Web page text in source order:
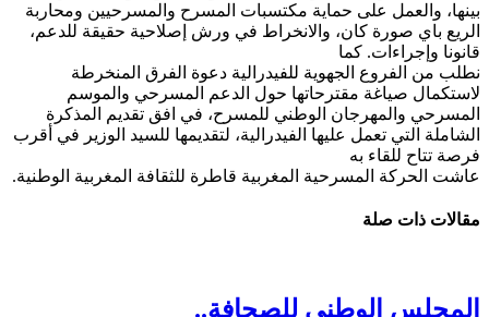
بينها، والعمل على حماية مكتسبات المسرح والمسرحيين ومحاربة
الريع باي صورة كان، والانخراط في ورش إصلاحية حقيقة للدعم،
قانونا وإجراءات. كما
نطلب من الفروع الجهوية للفيدرالية دعوة الفرق المنخرطة
لاستكمال صياغة مقترحاتها حول الدعم المسرحي والموسم
المسرحي والمهرجان الوطني للمسرح، في افق تقديم المذكرة
الشاملة التي تعمل عليها الفيدرالية، لتقديمها للسيد الوزير في أقرب
فرصة تتاح للقاء به
عاشت الحركة المسرحية المغربية قاطرة للثقافة المغربية الوطنية.
مقالات ذات صلة
المجلس الوطني للصحافة..